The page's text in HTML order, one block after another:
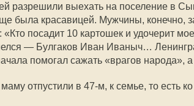
разрешили выехать на поселение в
была красавицей. Мужчины, конечно,
посадит 10 картошек и удочерит
— Булгаков Иван Иваныч…
помогал сажать «врагов народа»,
отпустили в 47-м, к семье, то есть